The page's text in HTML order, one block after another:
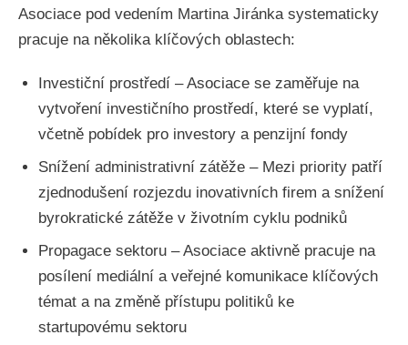
Asociace pod vedením Martina Jiránka systematicky
pracuje na několika klíčových oblastech:
Investiční prostředí – Asociace se zaměřuje na
vytvoření investičního prostředí, které se vyplatí,
včetně pobídek pro investory a penzijní fondy
Snížení administrativní zátěže – Mezi priority patří
zjednodušení rozjezdu inovativních firem a snížení
byrokratické zátěže v životním cyklu podniků
Propagace sektoru – Asociace aktivně pracuje na
posílení mediální a veřejné komunikace klíčových
témat a na změně přístupu politiků ke
startupovému sektoru